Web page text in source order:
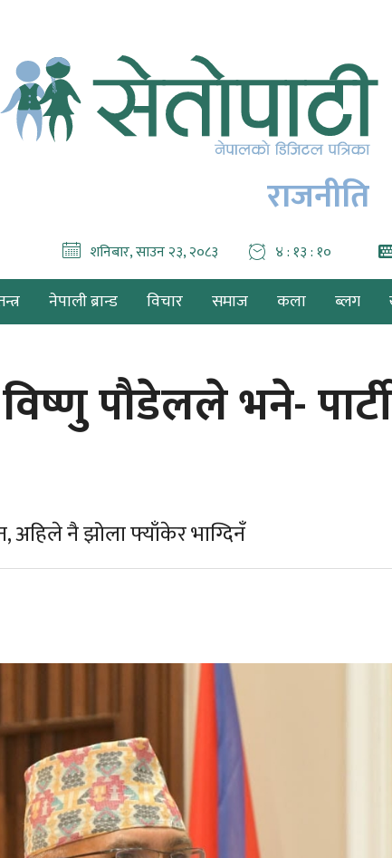
राजनीति
शनिबार, साउन २३, २०८३ ४ : १३ : ११
नेपाली ब्रान्ड विचार समाज कला ब्लग
पौडेलले भने-
नै झोला फ्याँकेर भाग्दिनँ